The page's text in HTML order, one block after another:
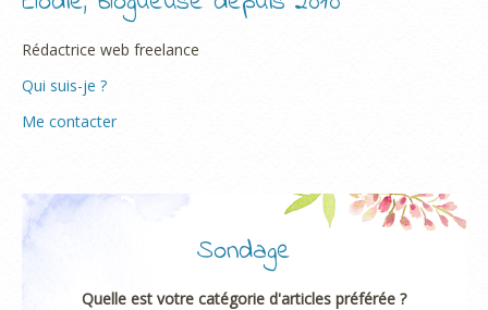
Rédactrice web freelance
Qui suis-je ?
Me contacter
Sondage
Quelle est votre catégorie d'articles préférée ?